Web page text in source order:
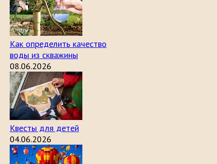
Как определить качество
воды из скважины
08.06.2026
Квесты для детей
04.06.2026